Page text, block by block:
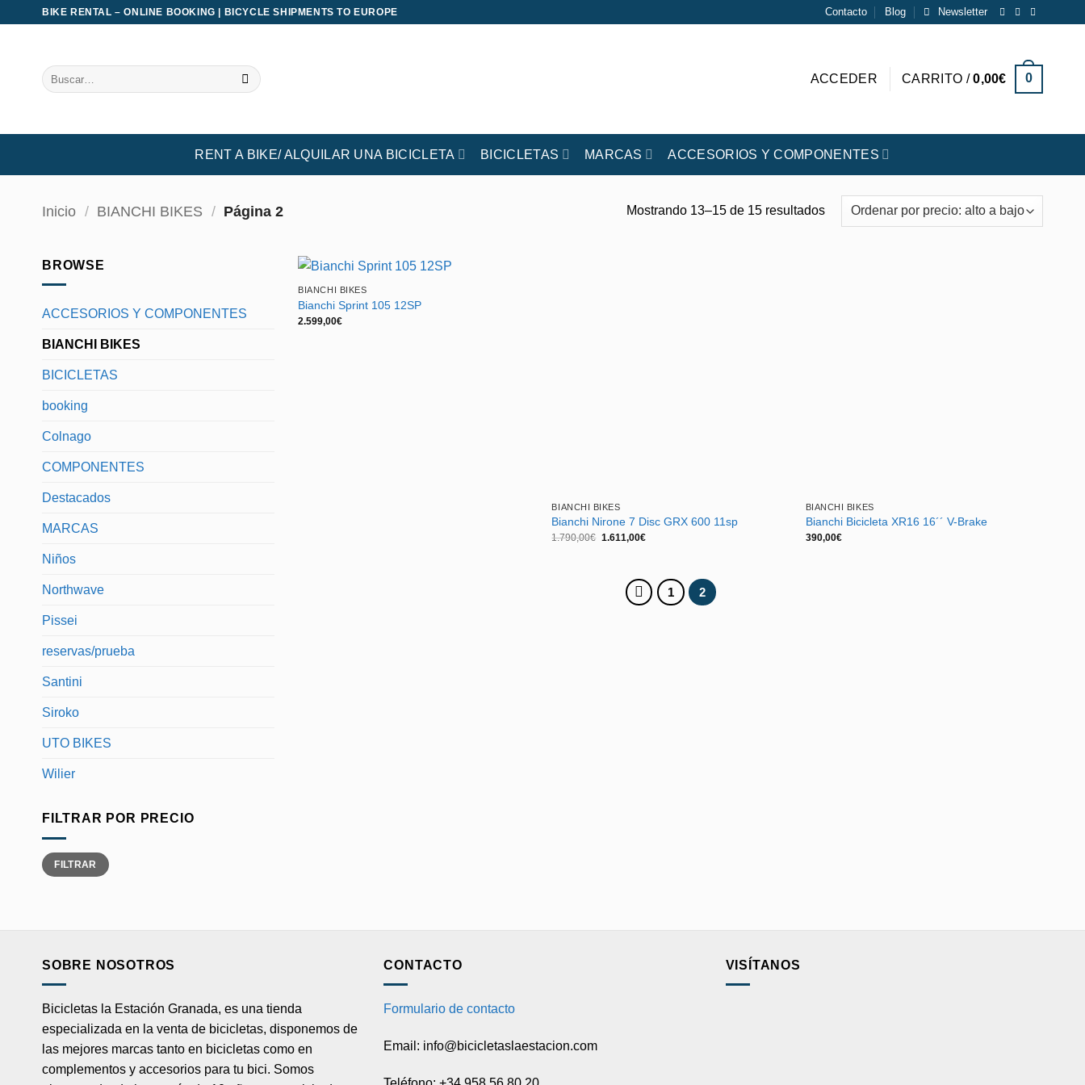
BIKE RENTAL – ONLINE BOOKING | BICYCLE SHIPMENTS TO EUROPE Contacto Blog Newsletter
Buscar
por:
ACCEDER CARRITO /0,00€ 0
RENT A BIKE/ ALQUILAR UNA BICICLETA BICICLETAS MARCAS ACCESORIOS Y COMPONENTES
Inicio / BIANCHI BIKES / Página 2 Mostrando 13–15 de 15 resultadosOrdenado
por
BROWSE
ACCESORIOS Y COMPONENTES
BIANCHI BIKES
BICICLETAS
booking
Colnago
COMPONENTES
Destacados
MARCAS
Niños
Northwave
Pissei
reservas/prueba
Santini
Siroko
UTO BIKES
Wilier
FILTRAR POR PRECIO
Precio
mínimo
Precio
máximo
FILTRAR
BIANCHI BIKES
Bianchi Sprint 105 12SP
2.599,00€
BIANCHI BIKES
Bianchi Nirone 7 Disc GRX 600 11sp
1.790,00€ El
1.611,00€El
BIANCHI BIKES
Bianchi Bicicleta XR16 16´´ V-Brake
390,00€
1 2
SOBRE NOSOTROS
Bicicletas la Estación Granada, es una tienda
especializada en la venta de bicicletas, disponemos de
las mejores marcas tanto en bicicletas como en
complementos y accesorios para tu bici. Somos
CONTACTO
Formulario de contacto
Email: info@bicicletaslaestacion.com
VISÍTANOS